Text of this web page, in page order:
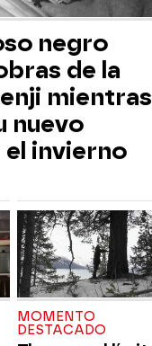
negro
de la
mientras
nuevo
invierno
MOMENTO
DESTACADO